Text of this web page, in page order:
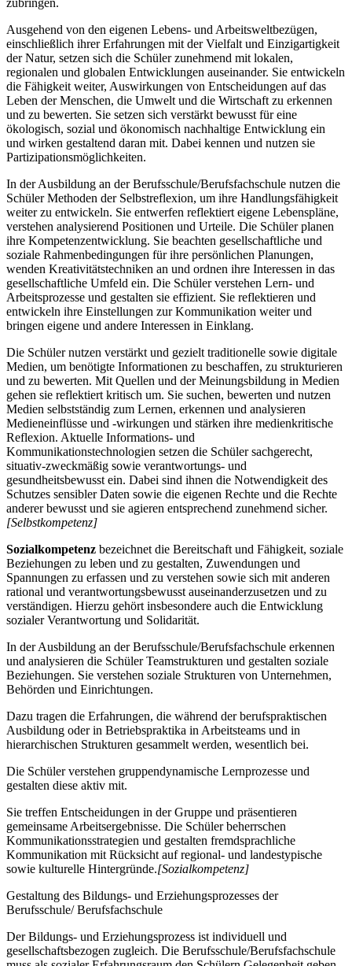
Ausgehend von den eigenen Lebens- und Arbeitsweltbezügen,
einschließlich ihrer Erfahrungen mit der Vielfalt und Einzigartigkeit
der Natur, setzen sich die Schüler zunehmend mit lokalen,
regionalen und globalen Entwicklungen auseinander. Sie entwickeln
die Fähigkeit weiter, Auswirkungen von Entscheidungen auf das
Leben der Menschen, die Umwelt und die Wirtschaft zu erkennen
und zu bewerten. Sie setzen sich verstärkt bewusst für eine
ökologisch, sozial und ökonomisch nachhaltige Entwicklung ein
und wirken gestaltend daran mit. Dabei kennen und nutzen sie
Partizipationsmöglichkeiten.
In der Ausbildung an der Berufsschule/Berufsfachschule nutzen die
Schüler Methoden der Selbstreflexion, um ihre Handlungsfähigkeit
weiter zu entwickeln. Sie entwerfen reflektiert eigene Lebenspläne,
verstehen analysierend Positionen und Urteile. Die Schüler planen
ihre Kompetenzentwicklung. Sie beachten gesellschaftliche und
soziale Rahmenbedingungen für ihre persönlichen Planungen,
wenden Kreativitätstechniken an und ordnen ihre Interessen in das
gesellschaftliche Umfeld ein. Die Schüler verstehen Lern- und
Arbeitsprozesse und gestalten sie effizient. Sie reflektieren und
entwickeln ihre Einstellungen zur Kommunikation weiter und
bringen eigene und andere Interessen in Einklang.
Die Schüler nutzen verstärkt und gezielt traditionelle sowie digitale
Medien, um benötigte Informationen zu beschaffen, zu strukturieren
und zu bewerten. Mit Quellen und der Meinungsbildung in Medien
gehen sie reflektiert kritisch um. Sie suchen, bewerten und nutzen
Medien selbstständig zum Lernen, erkennen und analysieren
Medieneinflüsse und -wirkungen und stärken ihre medienkritische
Reflexion. Aktuelle Informations- und
Kommunikationstechnologien setzen die Schüler sachgerecht,
situativ-zweckmäßig sowie verantwortungs- und
gesundheitsbewusst ein. Dabei sind ihnen die Notwendigkeit des
Schutzes sensibler Daten sowie die eigenen Rechte und die Rechte
anderer bewusst und sie agieren entsprechend zunehmend sicher.
[Selbstkompetenz]
Sozialkompetenz bezeichnet die Bereitschaft und Fähigkeit, soziale
Beziehungen zu leben und zu gestalten, Zuwendungen und
Spannungen zu erfassen und zu verstehen sowie sich mit anderen
rational und verantwortungsbewusst auseinanderzusetzen und zu
verständigen. Hierzu gehört insbesondere auch die Entwicklung
sozialer Verantwortung und Solidarität.
In der Ausbildung an der Berufsschule/Berufsfachschule erkennen
und analysieren die Schüler Teamstrukturen und gestalten soziale
Beziehungen. Sie verstehen soziale Strukturen von Unternehmen,
Behörden und Einrichtungen.
Dazu tragen die Erfahrungen, die während der berufspraktischen
Ausbildung oder in Betriebspraktika in Arbeitsteams und in
hierarchischen Strukturen gesammelt werden, wesentlich bei.
Die Schüler verstehen gruppendynamische Lernprozesse und
gestalten diese aktiv mit.
Sie treffen Entscheidungen in der Gruppe und präsentieren
gemeinsame Arbeitsergebnisse. Die Schüler beherrschen
Kommunikationsstrategien und gestalten fremdsprachliche
Kommunikation mit Rücksicht auf regional- und landestypische
sowie kulturelle Hintergründe.[Sozialkompetenz]
Gestaltung des Bildungs- und Erziehungsprozesses der
Berufsschule/ Berufsfachschule
Der Bildungs- und Erziehungsprozess ist individuell und
gesellschaftsbezogen zugleich. Die Berufsschule/Berufsfachschule